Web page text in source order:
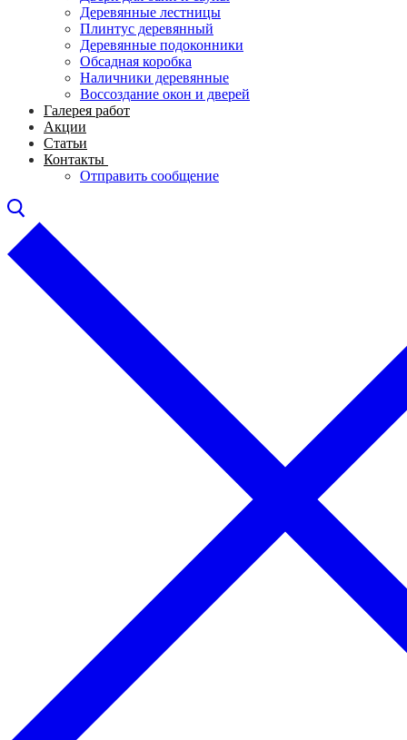
Деревянные лестницы
Плинтус деревянный
Деревянные подоконники
Обсадная коробка
Наличники деревянные
Воссоздание окон и дверей
Галерея работ
Акции
Статьи
Контакты
Отправить сообщение